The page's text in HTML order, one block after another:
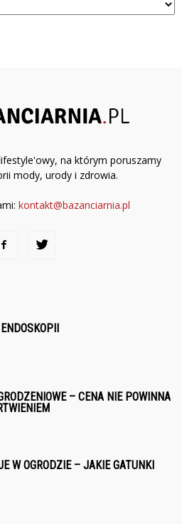
na którym poruszamy
mody, urody i zdrowia.
kontakt@bazanciarnia.pl
– CENA NIE POWINNA
W OGRODZIE – JAKIE GATUNKI